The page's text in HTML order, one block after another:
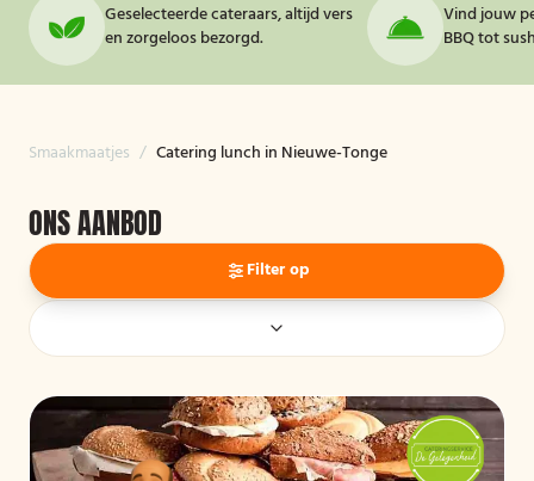
Geselecteerde cateraars, altijd vers
en zorgeloos bezorgd.
Vind jouw
BBQ tot
Smaakmaatjes / Catering lunch in Nieuwe-Tonge
ONS AANBOD
Filter op